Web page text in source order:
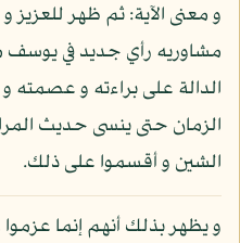
و معنى الآية: ثم ظهر للعزيز
مشاوريه رأي جديد في يوسف
الدالة على براءته و
الزمان حتى ينسى حديث
الشين و أقسموا على ذلك.
و يظهر بذلك أنهم إنما